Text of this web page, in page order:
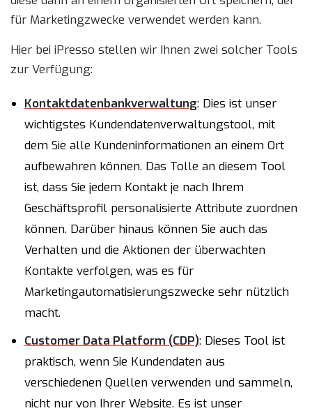
für Marketingzwecke verwendet werden kann.
Hier bei iPresso stellen wir Ihnen zwei solcher Tools
zur Verfügung:
Kontaktdatenbankverwaltung: Dies ist unser
wichtigstes Kundendatenverwaltungstool, mit
dem Sie alle Kundeninformationen an einem Ort
aufbewahren können. Das Tolle an diesem Tool
ist, dass Sie jedem Kontakt je nach Ihrem
Geschäftsprofil personalisierte Attribute zuordnen
können. Darüber hinaus können Sie auch das
Verhalten und die Aktionen der überwachten
Kontakte verfolgen, was es für
Marketingautomatisierungszwecke sehr nützlich
macht.
Customer Data Platform (CDP): Dieses Tool ist
praktisch, wenn Sie Kundendaten aus
verschiedenen Quellen verwenden und sammeln,
nicht nur von Ihrer Website. Es ist unser